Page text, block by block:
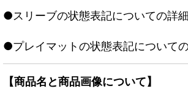
●スリーブの状態表記についての詳
●プレイマットの状態表記について
【商品名と商品画像について】